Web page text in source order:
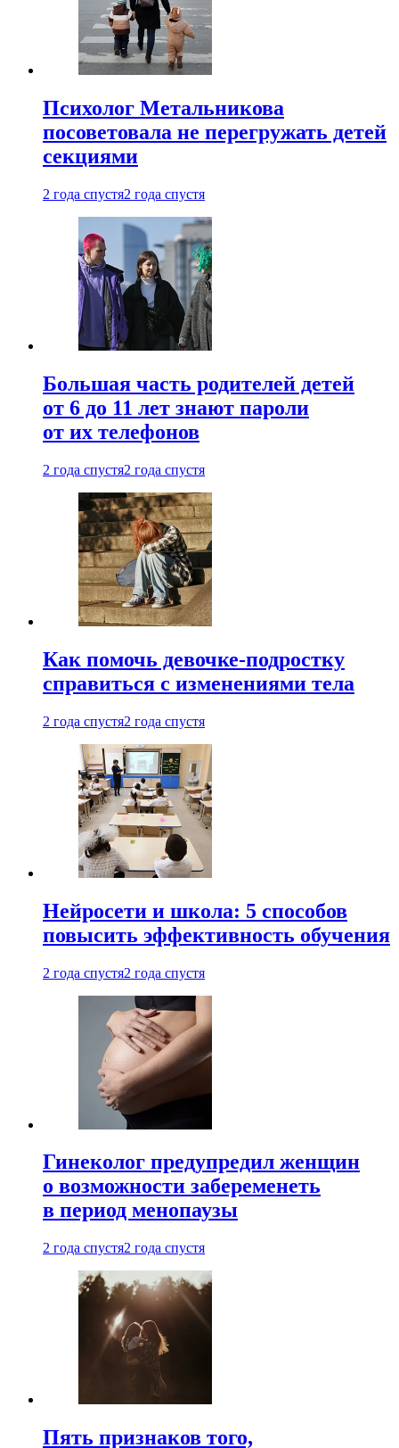
Психолог Метальникова
посоветовала не перегружать детей
секциями
2 года спустя2 года спустя
Большая часть родителей детей
от 6 до 11 лет знают пароли
от их телефонов
2 года спустя2 года спустя
Как помочь девочке-подростку
справиться с изменениями тела
2 года спустя2 года спустя
Нейросети и школа: 5 способов
повысить эффективность обучения
2 года спустя2 года спустя
Гинеколог предупредил женщин
о возможности забеременеть
в период менопаузы
2 года спустя2 года спустя
Пять признаков того,